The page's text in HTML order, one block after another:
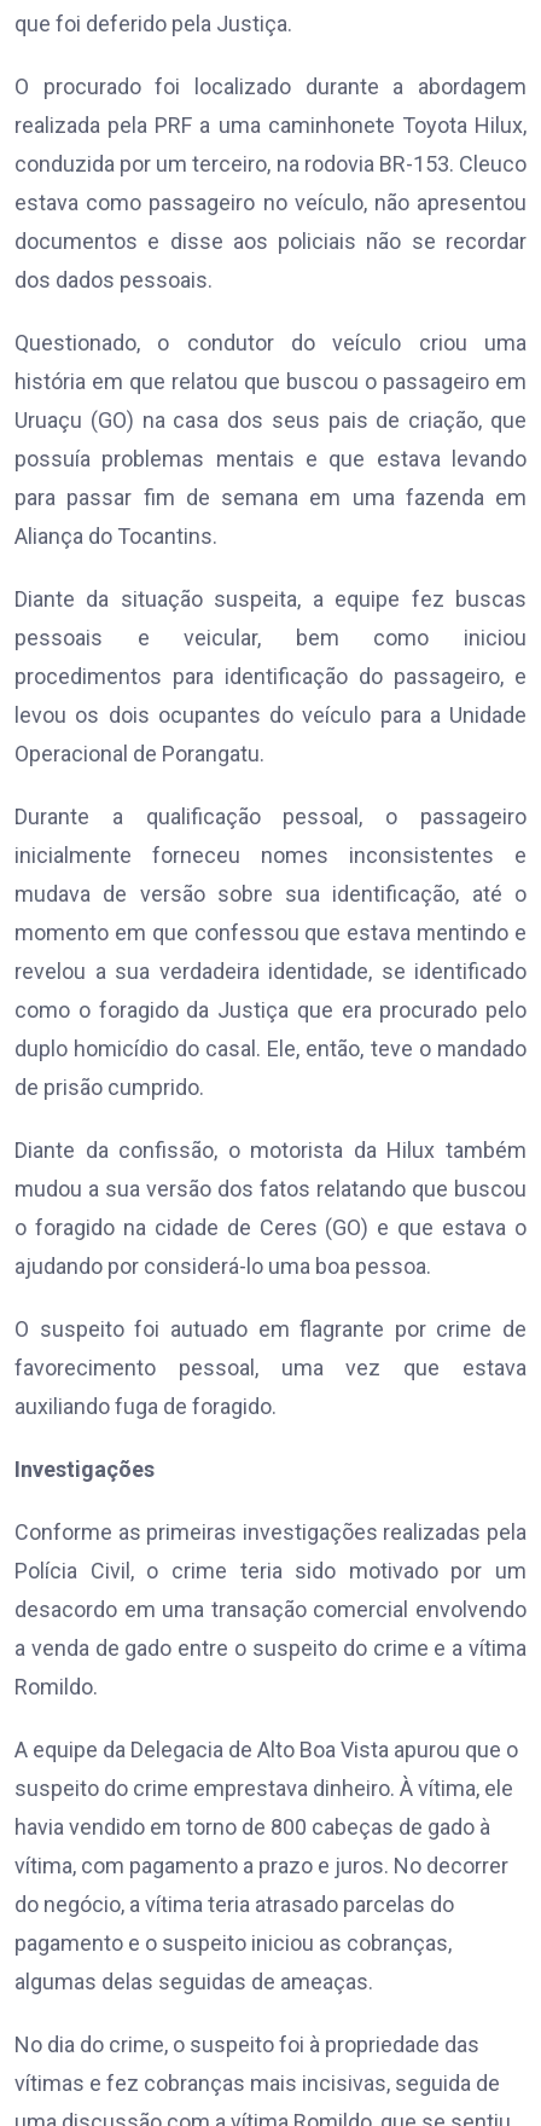
que foi deferido pela Justiça.
O procurado foi localizado durante a abordagem
realizada pela PRF a uma caminhonete Toyota Hilux,
conduzida por um terceiro, na rodovia BR-153. Cleuco
estava como passageiro no veículo, não apresentou
documentos e disse aos policiais não se recordar
dos dados pessoais.
Questionado, o condutor do veículo criou uma
história em que relatou que buscou o passageiro em
Uruaçu (GO) na casa dos seus pais de criação, que
possuía problemas mentais e que estava levando
para passar fim de semana em uma fazenda em
Aliança do Tocantins.
Diante da situação suspeita, a equipe fez buscas
pessoais e veicular, bem como iniciou
procedimentos para identificação do passageiro, e
levou os dois ocupantes do veículo para a Unidade
Operacional de Porangatu.
Durante a qualificação pessoal, o passageiro
inicialmente forneceu nomes inconsistentes e
mudava de versão sobre sua identificação, até o
momento em que confessou que estava mentindo e
revelou a sua verdadeira identidade, se identificado
como o foragido da Justiça que era procurado pelo
duplo homicídio do casal. Ele, então, teve o mandado
de prisão cumprido.
Diante da confissão, o motorista da Hilux também
mudou a sua versão dos fatos relatando que buscou
o foragido na cidade de Ceres (GO) e que estava o
ajudando por considerá-lo uma boa pessoa.
O suspeito foi autuado em flagrante por crime de
favorecimento pessoal, uma vez que estava
auxiliando fuga de foragido.
Investigações
Conforme as primeiras investigações realizadas pela
Polícia Civil, o crime teria sido motivado por um
desacordo em uma transação comercial envolvendo
a venda de gado entre o suspeito do crime e a vítima
Romildo.
A equipe da Delegacia de Alto Boa Vista apurou que o
suspeito do crime emprestava dinheiro. À vítima, ele
havia vendido em torno de 800 cabeças de gado à
vítima, com pagamento a prazo e juros. No decorrer
do negócio, a vítima teria atrasado parcelas do
pagamento e o suspeito iniciou as cobranças,
algumas delas seguidas de ameaças.
No dia do crime, o suspeito foi à propriedade das
vítimas e fez cobranças mais incisivas, seguida de